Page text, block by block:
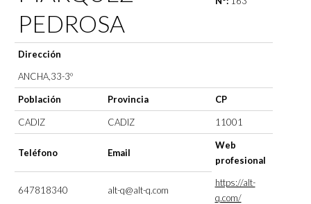
PEDROSA
Dirección
ANCHA,33-3º
Población Provincia CP
CADIZ CADIZ 11001
Teléfono Email
Web
profesional
647818340 alt-q@alt-q.com
https://alt-
q.com/